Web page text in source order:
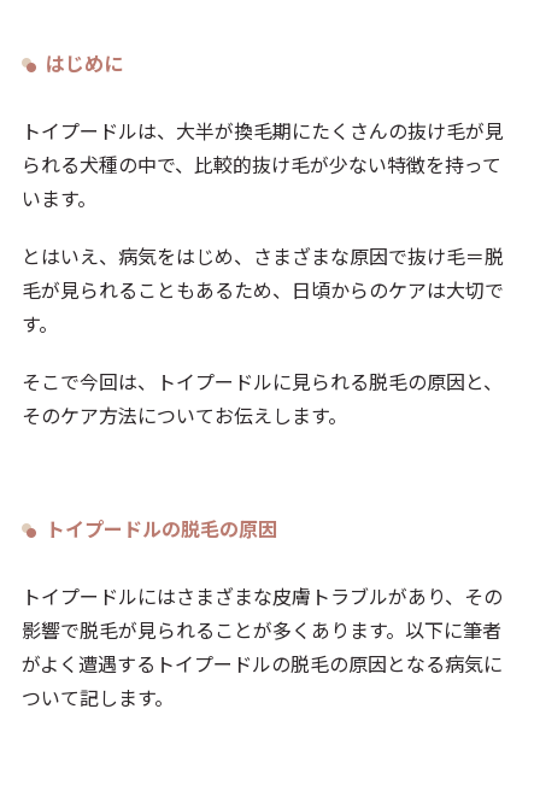
はじめに
トイプードルは、大半が換毛期にたくさんの抜け毛が見
られる犬種の中で、比較的抜け毛が少ない特徴を持って
います。
とはいえ、病気をはじめ、さまざまな原因で抜け毛＝脱
毛が見られることもあるため、日頃からのケアは大切で
す。
そこで今回は、トイプードルに見られる脱毛の原因と、
そのケア方法についてお伝えします。
トイプードルの脱毛の原因
トイプードルにはさまざまな皮膚トラブルがあり、その
影響で脱毛が見られることが多くあります。以下に筆者
がよく遭遇するトイプードルの脱毛の原因となる病気に
ついて記します。